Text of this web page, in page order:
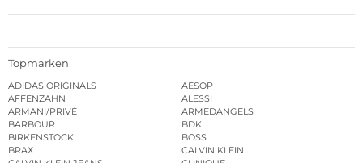
Topmarken
ADIDAS ORIGINALS
AESOP
AFFENZAHN
ALESSI
ARMANI/PRIVÉ
ARMEDANGELS
BARBOUR
BDK
BIRKENSTOCK
BOSS
BRAX
CALVIN KLEIN